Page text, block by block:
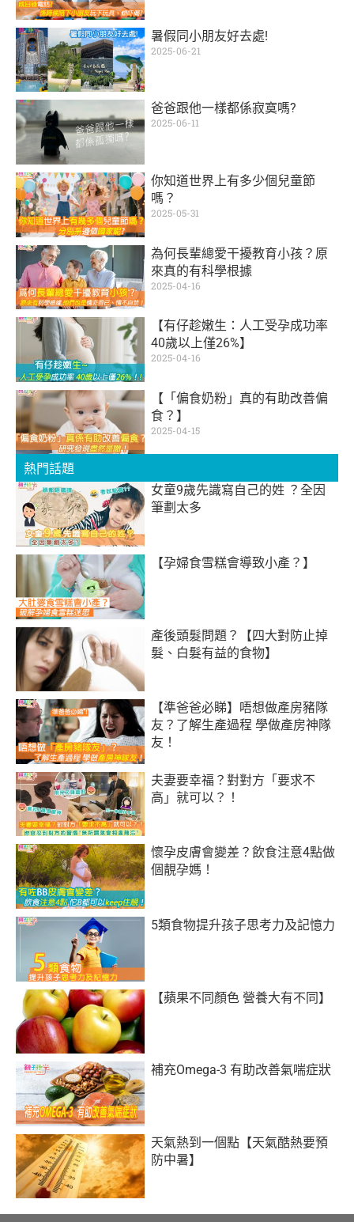
暑假同小朋友好去處!
2025-06-21
爸爸跟他一樣都係寂寞嗎?
2025-06-11
你知道世界上有多少個兒童節
嗎？
2025-05-31
為何長輩總愛干擾教育小孩？原
來真的有科學根據
2025-04-16
【有仔趁嫩生：人工受孕成功率
40歲以上僅26%】
2025-04-16
【「偏食奶粉」真的有助改善偏
食？】
2025-04-15
熱門話題
女童9歲先識寫自己的姓 ？全因
筆劃太多
【孕婦食雪糕會導致小產？】
產後頭髮問題？【四大對防止掉
髮、白髮有益的食物】
【準爸爸必睇】唔想做產房豬隊
友？了解生產過程 學做產房神隊
友！
夫妻要幸福？對對方「要求不
高」就可以？！
懷孕皮膚會變差？飲食注意4點做
個靚孕媽！
5類食物提升孩子思考力及記憶力
【蘋果不同顏色 營養大有不同】
補充Omega-3 有助改善氣喘症狀
天氣熱到一個點【天氣酷熱要預
防中暑】